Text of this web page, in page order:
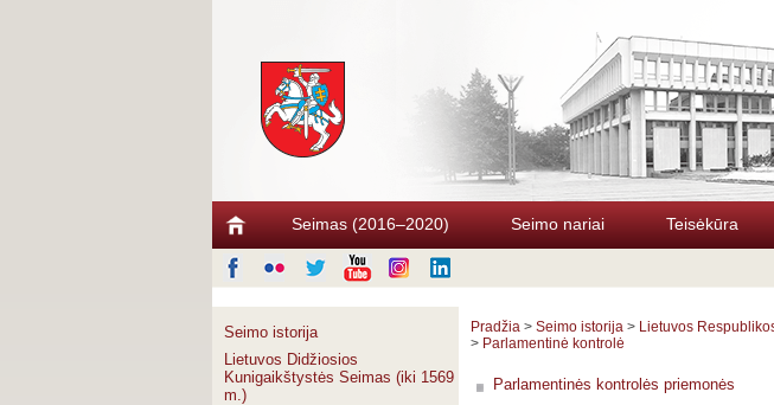
Seimas (2016–2020) Seimo nariai Teisėkūra
Seimo istorija
Lietuvos Didžiosios
Kunigaikštystės Seimas (iki 1569
m.)
Pradžia > Seimo istorija > Lietuvos
> Parlamentinė kontrolė
Parlamentinės kontrolės priemonės